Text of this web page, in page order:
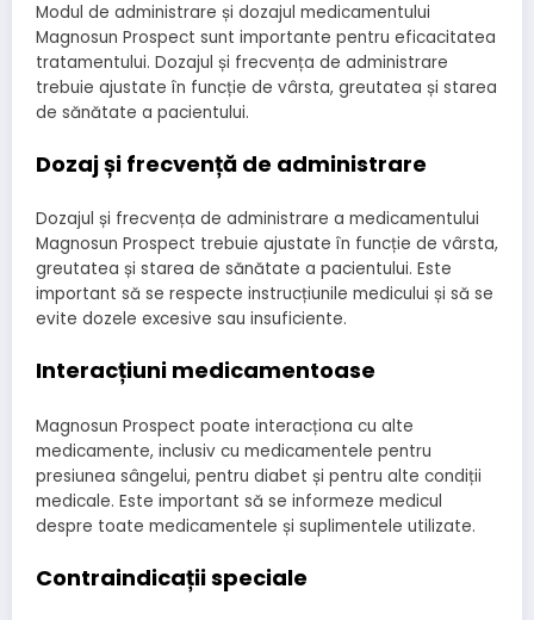
Modul de administrare și dozajul medicamentului
Magnosun Prospect sunt importante pentru eficacitatea
tratamentului. Dozajul și frecvența de administrare
trebuie ajustate în funcție de vârsta, greutatea și starea
de sănătate a pacientului.
Dozaj și frecvență de administrare
Dozajul și frecvența de administrare a medicamentului
Magnosun Prospect trebuie ajustate în funcție de vârsta,
greutatea și starea de sănătate a pacientului. Este
important să se respecte instrucțiunile medicului și să se
evite dozele excesive sau insuficiente.
Interacțiuni medicamentoase
Magnosun Prospect poate interacționa cu alte
medicamente, inclusiv cu medicamentele pentru
presiunea sângelui, pentru diabet și pentru alte condiții
medicale. Este important să se informeze medicul
despre toate medicamentele și suplimentele utilizate.
Contraindicații speciale